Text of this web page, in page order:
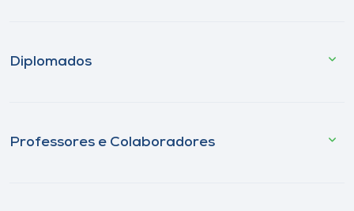
Diplomados
Professores e Colaboradores